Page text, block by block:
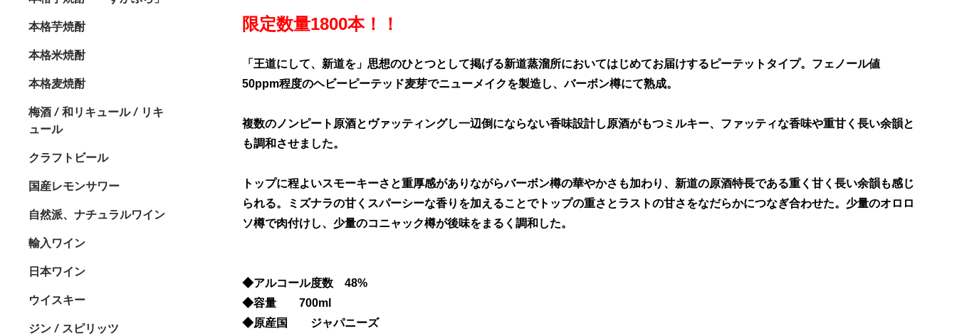
本格芋焼酎
本格米焼酎
本格麦焼酎
梅酒 / 和リキュール / リキ
ュール
クラフトビール
国産レモンサワー
自然派、ナチュラルワイン
輸入ワイン
日本ワイン
ウイスキー
ジン / スピリッツ
限定数量1800本！！
「王道にして、新道を」思想のひとつとして掲げる新道蒸溜所においてはじめてお届けするピーテットタイプ。フェノール値
50ppm程度のヘビーピーテッド麦芽でニューメイクを製造し、バーボン樽にて熟成。
複数のノンピート原酒とヴァッティングし一辺倒にならない香味設計し原酒がもつミルキー、ファッティな香味や重甘く長い余韻と
も調和させました。
トップに程よいスモーキーさと重厚感がありながらバーボン樽の華やかさも加わり、新道の原酒特長である重く甘く長い余韻も感じ
られる。ミズナラの甘くスパーシーな香りを加えることでトップの重さとラストの甘さをなだらかにつなぎ合わせた。少量のオロロ
ソ樽で肉付けし、少量のコニャック樽が後味をまるく調和した。
◆アルコール度数 48%
◆容量 700ml
◆原産国 ジャパニーズ